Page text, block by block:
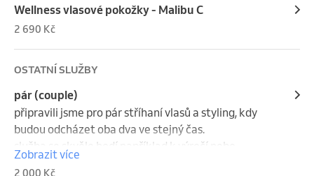
Wellness vlasové pokožky - Malibu C
2 690 Kč
OSTATNÍ SLUŽBY
pár (couple)
připravili jsme pro pár stříhaní vlasů a styling, kdy
budou odcházet oba dva ve stejný čas.
služba se skvěle hodí například k výročí nebo
speciální akci, 2x nápoj v ceně.
Zobrazit více
2 000 Kč